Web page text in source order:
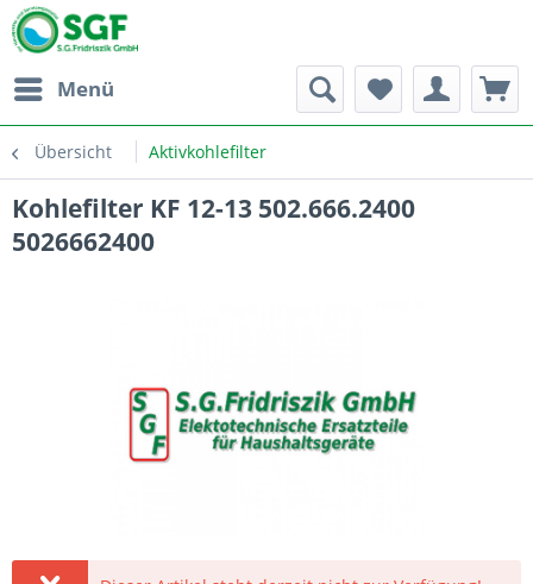
Menü
Übersicht Aktivkohlefilter
Kohlefilter KF 12-13 502.666.2400
5026662400